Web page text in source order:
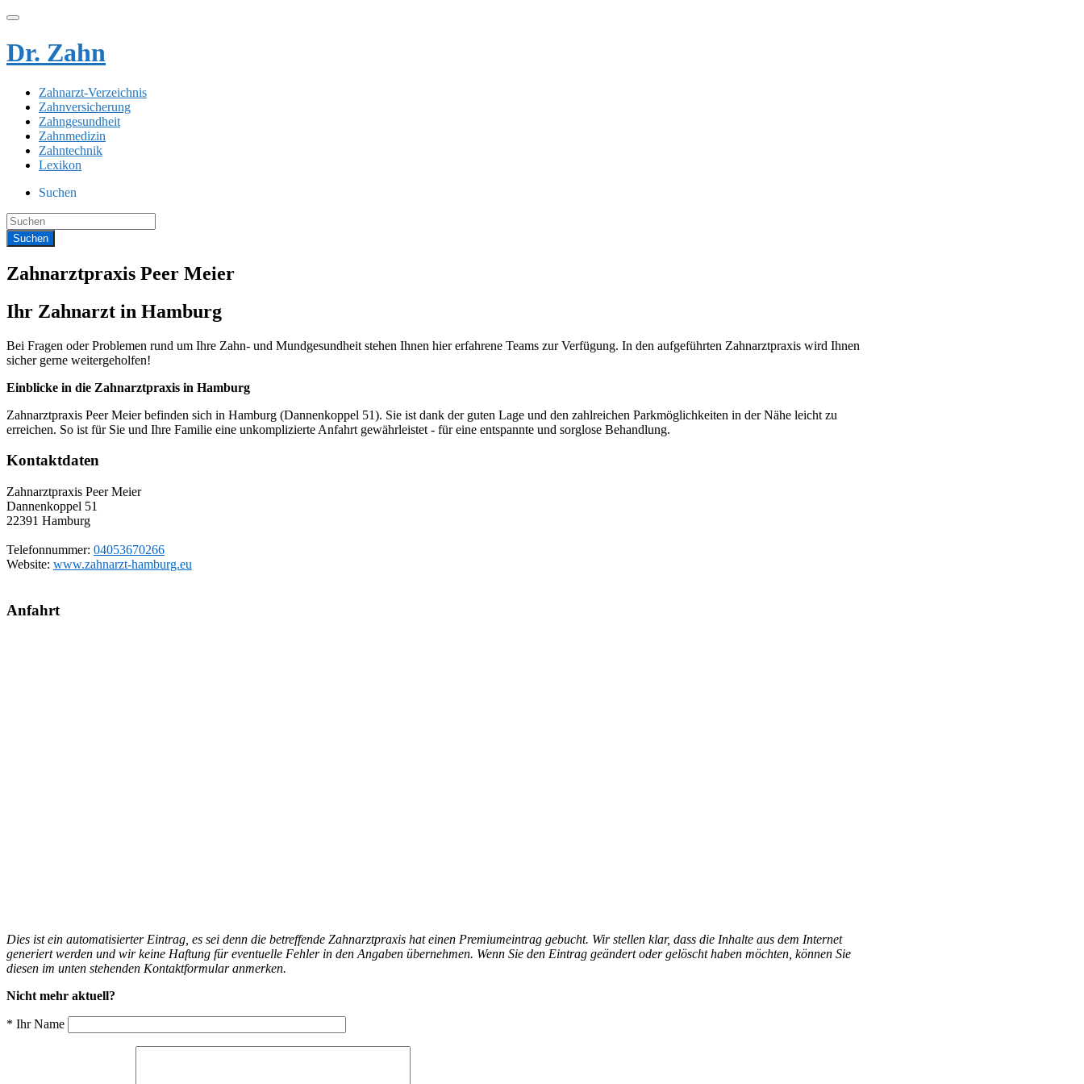
Dr. Zahn
Zahnarzt-Verzeichnis
Zahnversicherung
Zahngesundheit
Zahnmedizin
Zahntechnik
Lexikon
Suchen
Zahnarztpraxis Peer Meier
Ihr Zahnarzt in Hamburg
Bei Fragen oder Problemen rund um Ihre Zahn- und Mundgesundheit stehen Ihnen hier erfahrene Teams zur Verfügung. In den aufgeführten Zahnarztpraxis wird Ihnen
sicher gerne weitergeholfen!
Einblicke in die Zahnarztpraxis in Hamburg
Zahnarztpraxis Peer Meier befinden sich in Hamburg (Dannenkoppel 51). Sie ist dank der guten Lage und den zahlreichen Parkmöglichkeiten in der Nähe leicht zu
erreichen. So ist für Sie und Ihre Familie eine unkomplizierte Anfahrt gewährleistet - für eine entspannte und sorglose Behandlung.
Kontaktdaten
Zahnarztpraxis Peer Meier
Dannenkoppel 51
22391 Hamburg
Telefonnummer: 04053670266
Website: www.zahnarzt-hamburg.eu
Anfahrt
Dies ist ein automatisierter Eintrag, es sei denn die betreffende Zahnarztpraxis hat einen Premiumeintrag gebucht. Wir stellen klar, dass die Inhalte aus dem Internet
generiert werden und wir keine Haftung für eventuelle Fehler in den Angaben übernehmen. Wenn Sie den Eintrag geändert oder gelöscht haben möchten, können Sie
diesen im unten stehenden Kontaktformular anmerken.
Nicht mehr aktuell?
* Ihr Name